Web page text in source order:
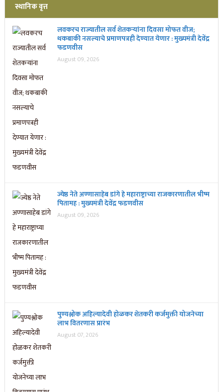
स्थानिक वृत्त
लवकरच राज्यातील सर्व शेतकऱ्यांना दिवसा मोफत वीज;
थकबाकी नसल्याचे प्रमाणपत्रही देण्यात येणार : मुख्यमंत्री देवेंद्र
फडणवीस
August 09, 2026
ज्येष्ठ नेते अण्णासाहेब डांगे हे महाराष्ट्राच्या राजकारणातील भीष्म
पितामह : मुख्यमंत्री देवेंद्र फडणवीस
August 09, 2026
पुण्यश्लोक अहिल्यादेवी होळकर शेतकरी कर्जमुक्ती योजनेच्या
लाभ वितरणास प्रारंभ
August 07, 2026